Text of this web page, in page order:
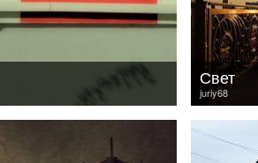
juriy68
Свет